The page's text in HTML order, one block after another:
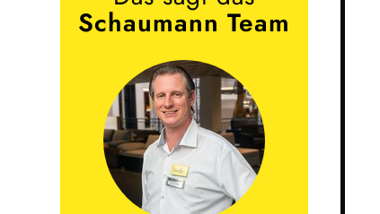
Schaumann Team